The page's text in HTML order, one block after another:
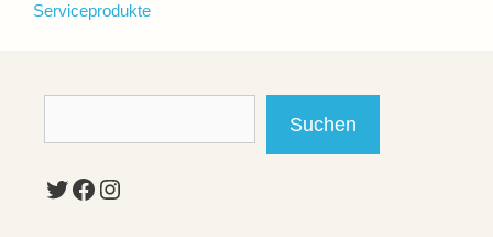
Serviceprodukte
Suchen
Twitter
Facebook
Instagram